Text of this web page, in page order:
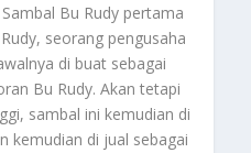
Bu Rudy pertama
seorang pengusaha
di buat sebagai
Bu Rudy. Akan tetapi
sambal ini kemudian di
kemudian di jual sebagai